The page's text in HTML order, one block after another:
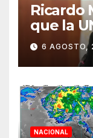
Ricardo
que la
diálogo
6 AGOSTO,
NACIONAL